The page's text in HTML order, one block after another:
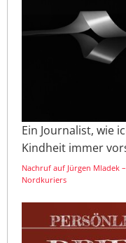
Ein Journalist, wie
Kindheit immer
Nachruf auf Jürgen Mladek
Nordkuriers